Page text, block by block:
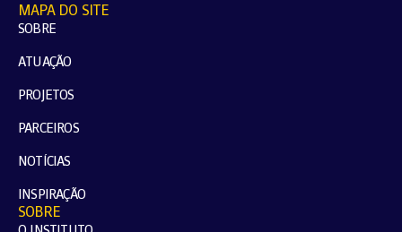
MAPA DO SITE
SOBRE
ATUAÇÃO
PROJETOS
PARCEIROS
NOTÍCIAS
INSPIRAÇÃO
SOBRE